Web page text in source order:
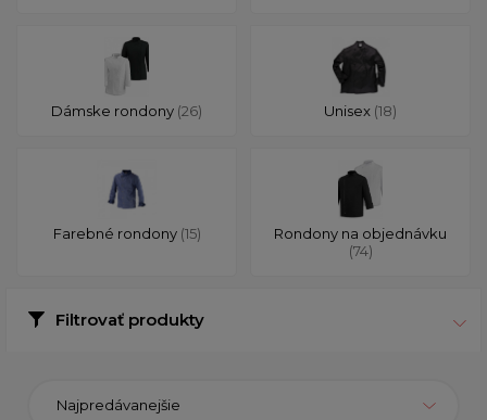
Dámske rondony (26) Unisex (18)
Farebné rondony (15)
Rondony na objednávku
(74)
Filtrovať produkty
Najpredávanejšie